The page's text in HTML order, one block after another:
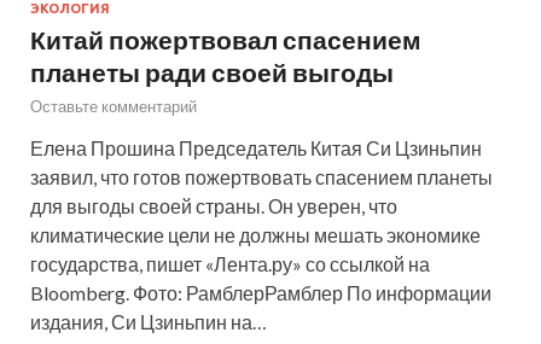
ЭКОЛОГИЯ
Китай пожертвовал спасением
планеты ради своей выгоды
Оставьте комментарий
Елена Прошина Председатель Китая Си Цзиньпин
заявил, что готов пожертвовать спасением планеты
для выгоды своей страны. Он уверен, что
климатические цели не должны мешать экономике
государства, пишет «Лента.ру» со ссылкой на
Bloomberg. Фото: РамблерРамблер По информации
издания, Си Цзиньпин на…